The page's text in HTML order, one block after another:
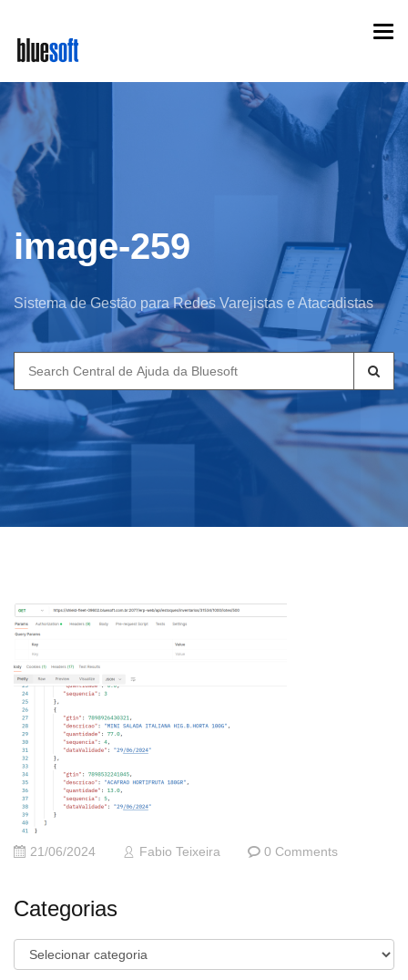
main
content
image-259
Sistema de Gestão para Redes Varejistas e Atacadistas
Search
for:
21/06/2024 Fabio Teixeira 0 Comments
Categorias
Categorias